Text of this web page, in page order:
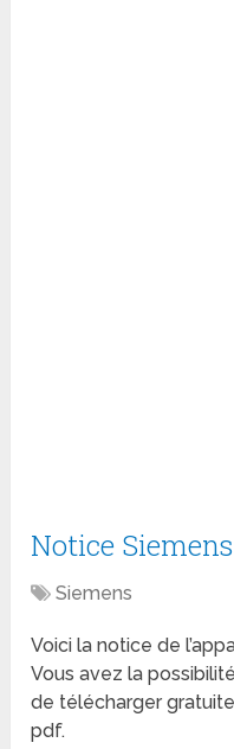
Notice
Siemens
Voici la notice de
Vous avez la
de télécharger
pdf.